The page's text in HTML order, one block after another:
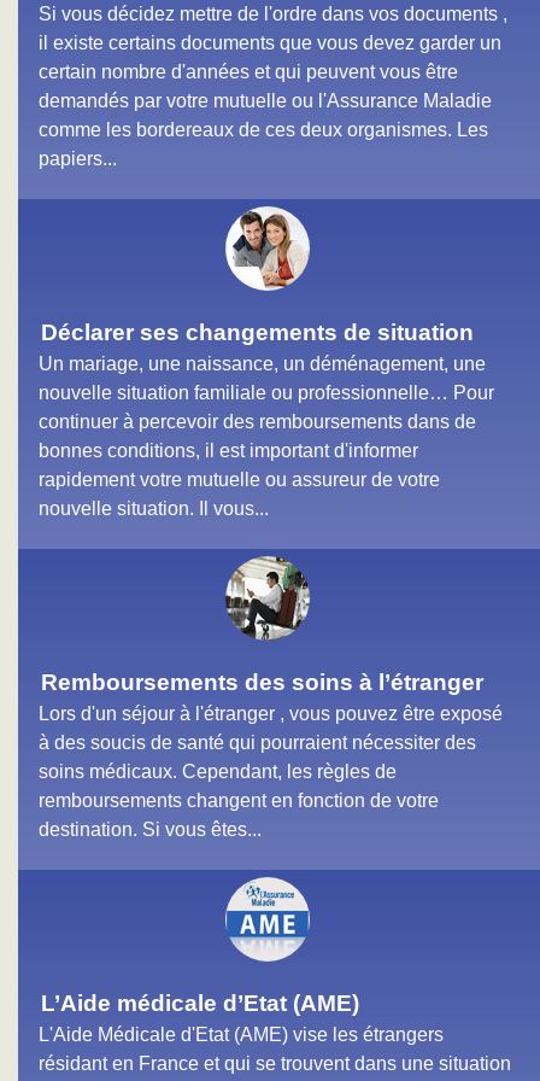
Si vous décidez mettre de l'ordre dans vos documents ,
il existe certains documents que vous devez garder un
certain nombre d'années et qui peuvent vous être
demandés par votre mutuelle ou l'Assurance Maladie
comme les bordereaux de ces deux organismes. Les
papiers...
Déclarer ses changements de situation
Un mariage, une naissance, un déménagement, une
nouvelle situation familiale ou professionnelle… Pour
continuer à percevoir des remboursements dans de
bonnes conditions, il est important d'informer
rapidement votre mutuelle ou assureur de votre
nouvelle situation. Il vous...
Remboursements des soins à l’étranger
Lors d'un séjour à l'étranger , vous pouvez être exposé
à des soucis de santé qui pourraient nécessiter des
soins médicaux. Cependant, les règles de
remboursements changent en fonction de votre
destination. Si vous êtes...
L’Aide médicale d’Etat (AME)
L'Aide Médicale d'Etat (AME) vise les étrangers
résidant en France et qui se trouvent dans une situation